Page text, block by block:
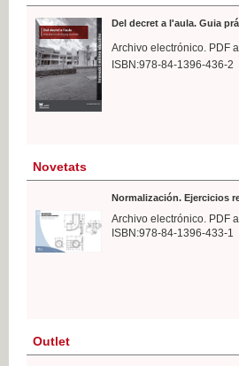
Del decret a l'aula. Guia
Archivo electrónico. PDF
ISBN:978-84-1396-436-2
Novetats
Normalización. Ejercicios
Archivo electrónico. PDF
ISBN:978-84-1396-433-1
Outlet